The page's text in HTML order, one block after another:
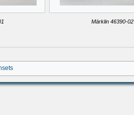
Märklin 46390-02